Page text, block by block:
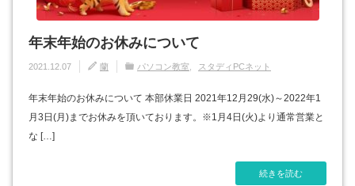
年末年始のお休みについて
2021.12.07 蘭 パソコン教室 スタディPCネット
年末年始のお休みについて 本部休業日 2021年12月29(水)～2022年1
月3日(月)までお休みを頂いております。※1月4日(火)より通常営業と
な […]
続きを読む